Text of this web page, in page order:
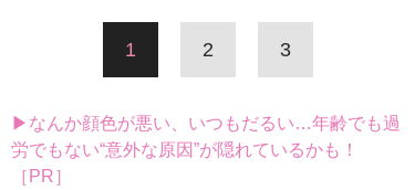
1 2 3
▶なんか顔色が悪い、いつもだるい…年齢でも過
労でもない“意外な原因”が隠れているかも！
［PR］